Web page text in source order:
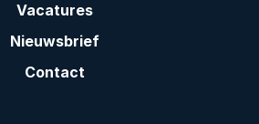
Vacatures
Nieuwsbrief
Contact